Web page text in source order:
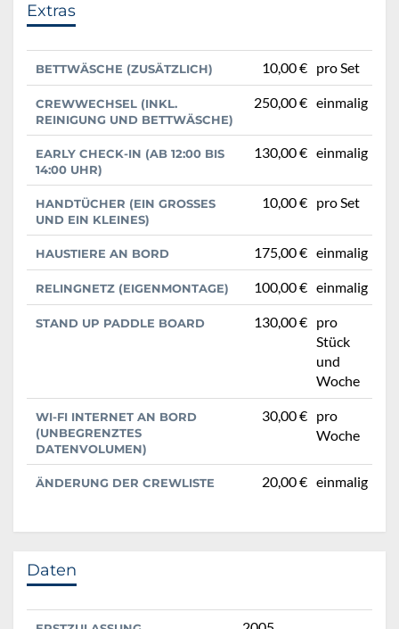
Extras
BETTWÄSCHE (ZUSÄTZLICH) 10,00 € pro Set
CREWWECHSEL (INKL.
REINIGUNG UND BETTWÄSCHE)
250,00 € einmalig
EARLY CHECK-IN (AB 12:00 BIS
14:00 UHR)
130,00 € einmalig
HANDTÜCHER (EIN GROSSES U
ND EIN KLEINES)
10,00 € pro Set
HAUSTIERE AN BORD 175,00 € einmalig
RELINGNETZ (EIGENMONTAGE) 100,00 € einmalig
STAND UP PADDLE BOARD 130,00 € pro
Stück
und
Woche
WI-FI INTERNET AN BORD
(UNBEGRENZTES
DATENVOLUMEN)
30,00 € pro
Woche
ÄNDERUNG DER CREWLISTE 20,00 € einmalig
Daten